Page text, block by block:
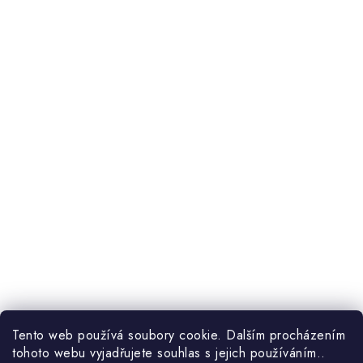
Tento web používá soubory cookie. Dalším procházením
tohoto webu vyjadřujete souhlas s jejich používáním..